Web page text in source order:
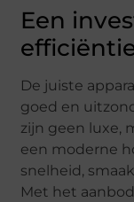
Een
De juiste
goed en
zijn geen luxe,
een moderne
snelheid,
Met het